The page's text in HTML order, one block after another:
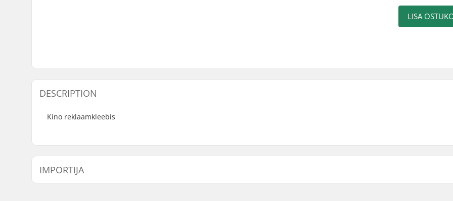
LISA
DESCRIPTION
Kino reklaamkleebis
IMPORTIJA